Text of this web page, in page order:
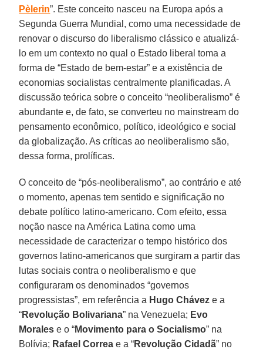
Pèlerin”. Este conceito nasceu na Europa após a
Segunda Guerra Mundial, como uma necessidade de
renovar o discurso do liberalismo clássico e atualizá-
lo em um contexto no qual o Estado liberal toma a
forma de “Estado de bem-estar” e a existência de
economias socialistas centralmente planificadas. A
discussão teórica sobre o conceito “neoliberalismo” é
abundante e, de fato, se converteu no mainstream do
pensamento econômico, político, ideológico e social
da globalização. As críticas ao neoliberalismo são,
dessa forma, prolíficas.
O conceito de “pós-neoliberalismo”, ao contrário e até
o momento, apenas tem sentido e significação no
debate político latino-americano. Com efeito, essa
noção nasce na América Latina como uma
necessidade de caracterizar o tempo histórico dos
governos latino-americanos que surgiram a partir das
lutas sociais contra o neoliberalismo e que
configuraram os denominados “governos
progressistas”, em referência a Hugo Chávez e a
“Revolução Bolivariana” na Venezuela; Evo
Morales e o “Movimento para o Socialismo” na
Bolívia; Rafael Correa e a “Revolução Cidadã” no